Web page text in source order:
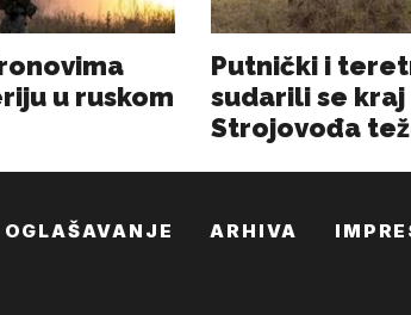
OGLAŠAVANJE ARHIVA